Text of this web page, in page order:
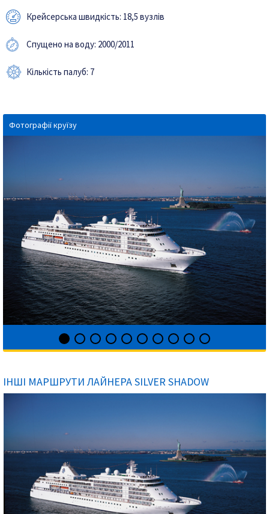
Крейсерська швидкість: 18,5 вузлів
Спущено на воду: 2000/2011
Кількість палуб: 7
Фотографії круїзу
ІНШІ МАРШРУТИ ЛАЙНЕРА SILVER SHADOW